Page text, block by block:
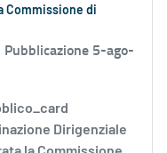
Commissione di
Pubblicazione 5-ago-
Dirigenziale